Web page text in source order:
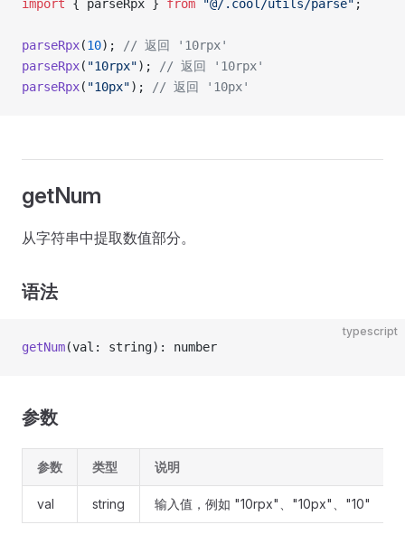
import { parseRpx } from "@/.cool/utils/parse" ;
parseRpx(10);
// 返回 '10rpx'
parseRpx( "10rpx");
// 返回 '10rpx'
parseRpx( "10px"); // 返回 '10px'
getNum
从字符串中提取数值部分。
语法
typescript
getNum(val: string): number
参数
参数 类型 说明
val string 输入值，例如 "10rpx"、"10px"、"10"